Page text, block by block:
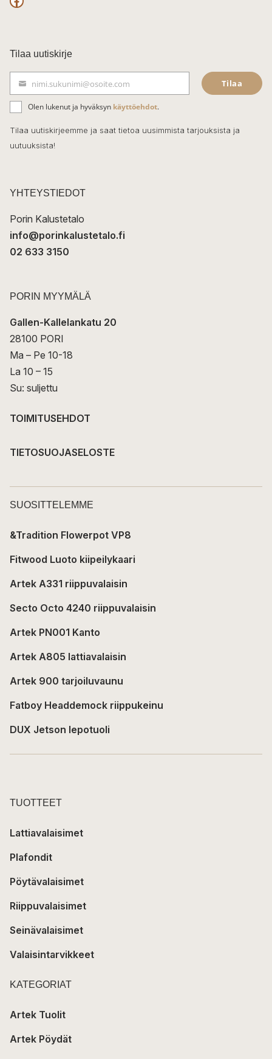
F
c
e
b
o
o
k
Tilaa uutiskirje
ä
h
k
t
nimi.sukunimi@osoite.com Tilaa
Olen lukenut ja hyväksyn käyttöehdot.
Tilaa uutiskirjeemme ja saat tietoa uusimmista tarjouksista ja
uutuuksista!
YHTEYSTIEDOT
Porin Kalustetalo
info@porinkalustetalo.fi
02 633 3150
PORIN MYYMÄLÄ
Gallen-Kallelankatu 20
28100 PORI
Ma – Pe 10-18
La 10 – 15
Su: suljettu
TOIMITUSEHDOT
TIETOSUOJASELOSTE
SUOSITTELEMME
&Tradition Flowerpot VP8
Fitwood Luoto kiipeilykaari
Artek A331 riippuvalaisin
Secto Octo 4240 riippuvalaisin
Artek PN001 Kanto
Artek A805 lattiavalaisin
Artek 900 tarjoiluvaunu
Fatboy Headdemock riippukeinu
DUX Jetson lepotuoli
TUOTTEET
Lattiavalaisimet
Plafondit
Pöytävalaisimet
Riippuvalaisimet
Seinävalaisimet
Valaisintarvikkeet
KATEGORIAT
Artek Tuolit
Artek Pöydät